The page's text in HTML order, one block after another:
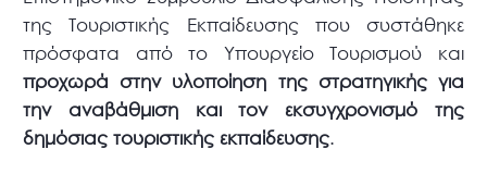
της Τουριστικής Εκπαίδευσης που συστάθηκε
πρόσφατα από το Υπουργείο Τουρισμού και
προχωρά στην υλοποίηση της στρατηγικής για
την αναβάθμιση και τον εκσυγχρονισμό της
δημόσιας τουριστικής εκπαίδευσης.